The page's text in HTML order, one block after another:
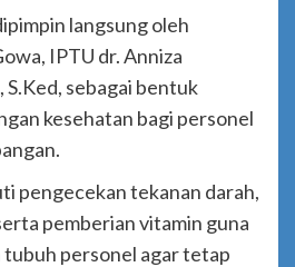
langsung oleh
IPTU dr. Anniza
S.Ked, sebagai bentuk
kesehatan bagi personel
pengecekan tekanan darah,
pemberian vitamin guna
tubuh personel agar tetap